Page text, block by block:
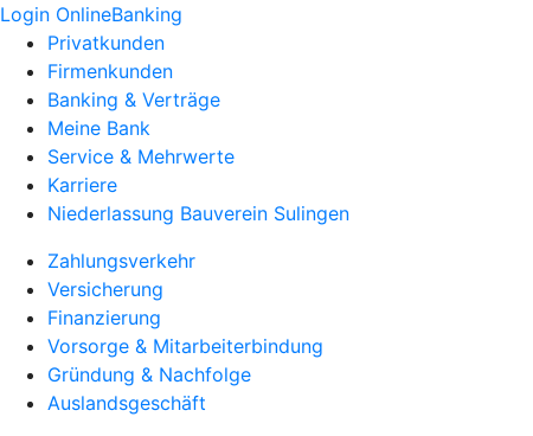
Login OnlineBanking
Privatkunden
Firmenkunden
Banking & Verträge
Meine Bank
Service & Mehrwerte
Karriere
Niederlassung Bauverein Sulingen
Zahlungsverkehr
Versicherung
Finanzierung
Vorsorge & Mitarbeiterbindung
Gründung & Nachfolge
Auslandsgeschäft